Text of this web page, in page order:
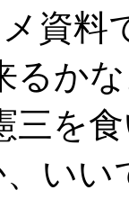
資料
るか
三を
い